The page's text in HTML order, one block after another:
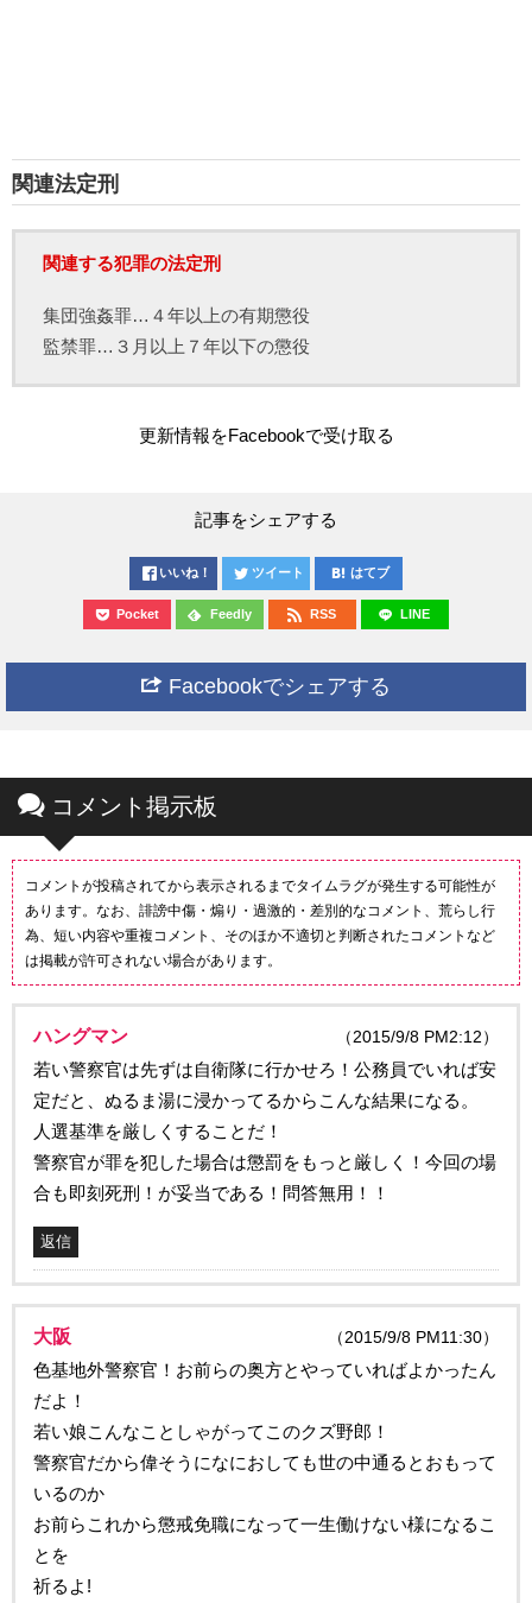
関連法定刑
関連する犯罪の法定刑
集団強姦罪…４年以上の有期懲役
監禁罪…３月以上７年以下の懲役
更新情報をFacebookで受け取る
記事をシェアする
いいね！ ツイート はてブ
Pocket Feedly RSS LINE
Facebookでシェアする
コメント掲示板
コメントが投稿されてから表示されるまでタイムラグが発生する可能性が
あります。なお、誹謗中傷・煽り・過激的・差別的なコメント、荒らし行
為、短い内容や重複コメント、そのほか不適切と判断されたコメントなど
は掲載が許可されない場合があります。
ハングマン （2015/9/8 PM2:12）
若い警察官は先ずは自衛隊に行かせろ！公務員でいれば安
定だと、ぬるま湯に浸かってるからこんな結果になる。
人選基準を厳しくすることだ！
警察官が罪を犯した場合は懲罰をもっと厳しく！今回の場
合も即刻死刑！が妥当である！問答無用！！
返信
大阪 （2015/9/8 PM11:30）
色基地外警察官！お前らの奥方とやっていればよかったん
だよ！
若い娘こんなことしゃがってこのクズ野郎！
警察官だから偉そうになにおしても世の中通るとおもって
いるのか
お前らこれから懲戒免職になって一生働けない様になるこ
とを
祈るよ!